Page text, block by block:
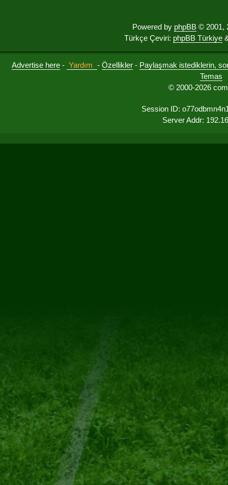
Powered by phpBB © 2001,
Türkçe Çeviri: phpBB Türkiye
Advertise here - Yardım - Özellikler - Paylaşmak istediklerin,
Temas
© 2000-2026
Session ID:
Server Addr: